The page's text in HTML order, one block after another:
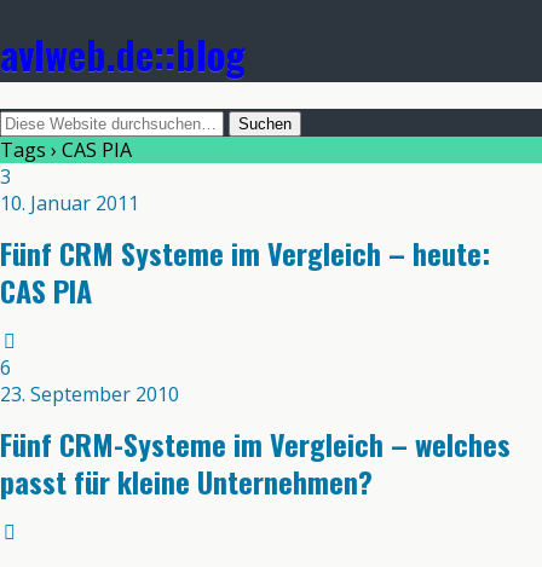
avlweb.de::blog
Tags › CAS PIA
3
10. Januar 2011
Fünf CRM Systeme im Vergleich – heute:
CAS PIA
6
23. September 2010
Fünf CRM-Systeme im Vergleich – welches
passt für kleine Unternehmen?